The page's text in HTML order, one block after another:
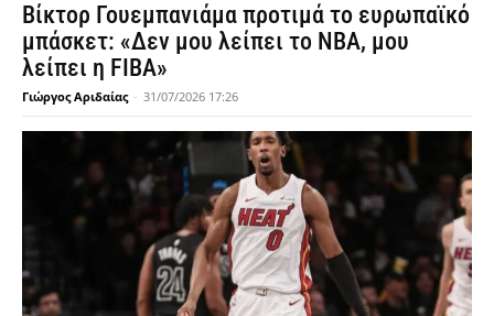
Βίκτορ Γουεμπανιάμα προτιμά το ευρωπαϊκό
μπάσκετ: «Δεν μου λείπει το NBA, μου
λείπει η FIBA»
Γιώργος Αριδαίας - 31/07/2026 17:26